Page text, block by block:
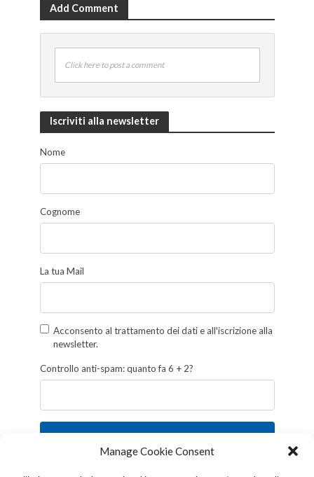
Manage Cookie Consent
Add Comment
Click here to post a comment
Iscriviti alla newsletter
Nome
Cognome
La tua Mail
Acconsento al trattamento dei dati e all'iscrizione alla
newsletter.
Controllo anti-spam: quanto fa 6 + 2?
Iscriviti